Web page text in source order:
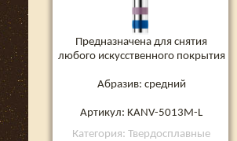
Предназначена для снятия
любого искусственного покрытия
Абразив: средний
Артикул: KANV-5013M-L
Категория: Твердосплавные